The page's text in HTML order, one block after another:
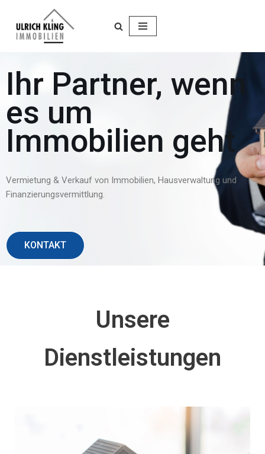
Zum
Ihr Partner, wenn
es um
Immobilien geht
Vermietung & Verkauf von Immobilien, Hausverwaltung und
Finanzierungsvermittlung.
KONTAKT
Unsere
Dienstleistungen